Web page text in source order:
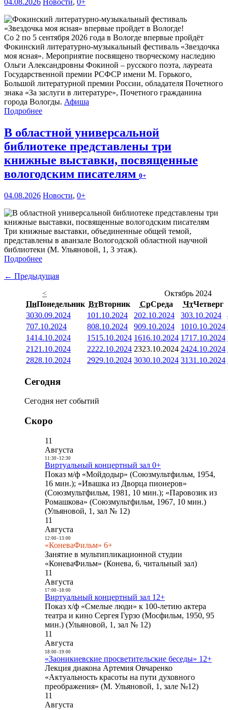
04.08.2026 Новости, 0+
Со 2 по 5 сентября 2026 года в Вологде впервые пройдёт
Фокинский литературно-музыкальный фестиваль «Звездочка
моя ясная». Мероприятие посвящено творческому наследию
Ольги Александровны Фокиной – русского поэта, лауреата
Государственной премии РСФСР имени М. Горького,
Большой литературной премии России, обладателя Почетного
знака «За заслуги в литературе», Почетного гражданина
города Вологды. Афиша
Подробнее
В областной универсальной
библиотеке представлены три
книжные выставки, посвященные
вологодским писателям 0+
04.08.2026 Новости, 0+
Три книжные выставки, объединенные общей темой,
представлены в аванзале Вологодской областной научной
библиотеки (М. Ульяновой, 1, 3 этаж).
Подробнее
← Предыдущая
<
Октябрь 2024
ПнПонедельник ВтВторник СрСреда ЧтЧетверг
3030.09.2024 101.10.2024 202.10.2024 303.10.2024
707.10.2024 808.10.2024 909.10.2024 1010.10.2024
1414.10.2024 1515.10.2024 1616.10.2024 1717.10.2024
21 21.10.2024 2222.10.2024 2323.10.2024 2424.10.2024
2828.10.2024 2929.10.2024 3030.10.2024 3131.10.2024
Сегодня
Сегодня нет событий
Скоро
11
Августа
11:30- 12:30
Виртуальный концертный зал 0+
Показ м/ф «Мойдодыр» (Союзмультфильм, 1954,
16 мин.); «Ивашка из Дворца пионеров»
(Союзмультфильм, 1981, 10 мин.); «Паровозик из
Ромашкова» (Союзмультфильм, 1967, 10 мин.)
(Ульяновой, 1, зал № 12)
11
Августа
12:00- 13:00
«КоневаФильм» 6+
Занятие в мультипликационной студии
«КоневаФильм» (Конева, 6, читальный зал)
11
Августа
17:00- 18:00
Виртуальный концертный зал 12+
Показ х/ф «Смелые люди» к 100-летию актера
театра и кино Сергея Гурзо (Мосфильм, 1950, 95
мин.) (Ульяновой, 1, зал № 12)
11
Августа
18:00- 19:00
«Заоникиевские просветительские беседы» 12+
Лекция диакона Артемия Овчаренко
«Актуальность красоты на пути духовного
преображения» (М. Ульяновой, 1, зале №12)
11
Августа